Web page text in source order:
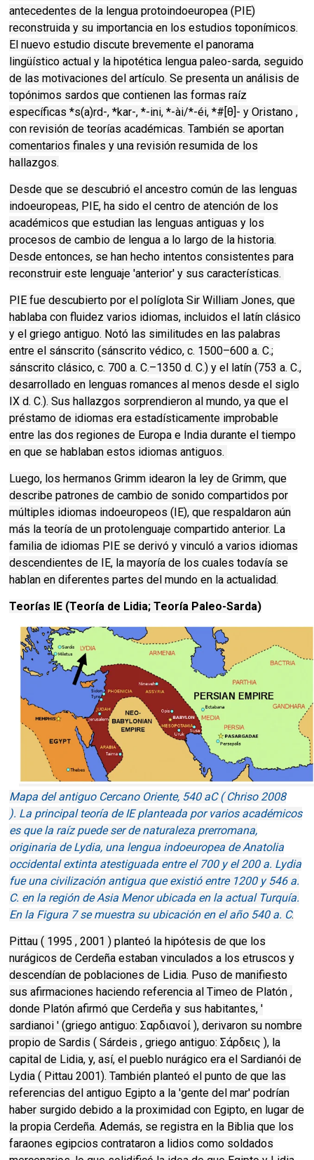
antecedentes de la lengua protoindoeuropea (PIE)
reconstruida y su importancia en los estudios toponímicos.
El nuevo estudio discute brevemente el panorama
lingüístico actual y la hipotética lengua paleo-sarda, seguido
de las motivaciones del artículo. Se presenta un análisis de
topónimos sardos que contienen las formas raíz
específicas *s(a)rd-, *kar-, *-ini, *-ài/*-éi, *#[θ]- y Oristano ,
con revisión de teorías académicas. También se aportan
comentarios finales y una revisión resumida de los
hallazgos.
Desde que se descubrió el ancestro común de las lenguas
indoeuropeas, PIE, ha sido el centro de atención de los
académicos que estudian las lenguas antiguas y los
procesos de cambio de lengua a lo largo de la historia.
Desde entonces, se han hecho intentos consistentes para
reconstruir este lenguaje 'anterior' y sus características.
PIE fue descubierto por el políglota Sir William Jones, que
hablaba con fluidez varios idiomas, incluidos el latín clásico
y el griego antiguo. Notó las similitudes en las palabras
entre el sánscrito (sánscrito védico, c. 1500–600 a. C.;
sánscrito clásico, c. 700 a. C.–1350 d. C.) y el latín (753 a. C.,
desarrollado en lenguas romances al menos desde el siglo
IX d. C.). Sus hallazgos sorprendieron al mundo, ya que el
préstamo de idiomas era estadísticamente improbable
entre las dos regiones de Europa e India durante el tiempo
en que se hablaban estos idiomas antiguos.
Luego, los hermanos Grimm idearon la ley de Grimm, que
describe patrones de cambio de sonido compartidos por
múltiples idiomas indoeuropeos (IE), que respaldaron aún
más la teoría de un protolenguaje compartido anterior. La
familia de idiomas PIE se derivó y vinculó a varios idiomas
descendientes de IE, la mayoría de los cuales todavía se
hablan en diferentes partes del mundo en la actualidad.
Teorías IE (Teoría de Lidia; Teoría Paleo-Sarda)
Mapa del antiguo Cercano Oriente, 540 aC ( Chriso 2008
). La principal teoría de IE planteada por varios académicos
es que la raíz puede ser de naturaleza prerromana,
originaria de Lydia, una lengua indoeuropea de Anatolia
occidental extinta atestiguada entre el 700 y el 200 a. Lydia
fue una civilización antigua que existió entre 1200 y 546 a.
C. en la región de Asia Menor ubicada en la actual Turquía.
En la Figura 7 se muestra su ubicación en el año 540 a. C.
Pittau ( 1995 , 2001 ) planteó la hipótesis de que los
nurágicos de Cerdeña estaban vinculados a los etruscos y
descendían de poblaciones de Lidia. Puso de manifiesto
sus afirmaciones haciendo referencia al Timeo de Platón ,
donde Platón afirmó que Cerdeña y sus habitantes, '
sardianoi ' (griego antiguo: Σαρδιανοί ), derivaron su nombre
propio de Sardis ( Sárdeis , griego antiguo: Σάρδεις ), la
capital de Lidia, y, así, el pueblo nurágico era el Sardianói de
Lydia ( Pittau 2001). También planteó el punto de que las
referencias del antiguo Egipto a la 'gente del mar' podrían
haber surgido debido a la proximidad con Egipto, en lugar de
la propia Cerdeña. Además, se registra en la Biblia que los
faraones egipcios contrataron a lidios como soldados